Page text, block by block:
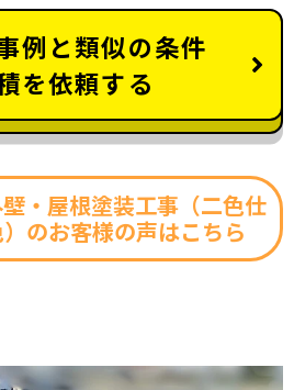
例と類似の条件
を依頼する
・屋根塗装工事（二色仕
のお客様の声はこちら